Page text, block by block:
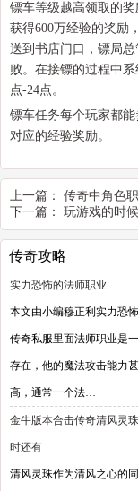
镖车等级越高领取的
获得600万经验的奖励
送到书店门口，镖局
败。在接镖的过程中
点-24点。
镖车任务每个玩家都
对应的经验奖励。
上一篇： 传奇中角色
下一篇： 玩游戏的时
传奇攻略
实力恐怖的法师职业
本文由小编穆正利实力恐
传奇私服里面法师职业是
存在，他的魔法攻击能力
高，通常一个法…
金牛版本合击传奇清风灵
时还有
清风灵珠作为清风之心的